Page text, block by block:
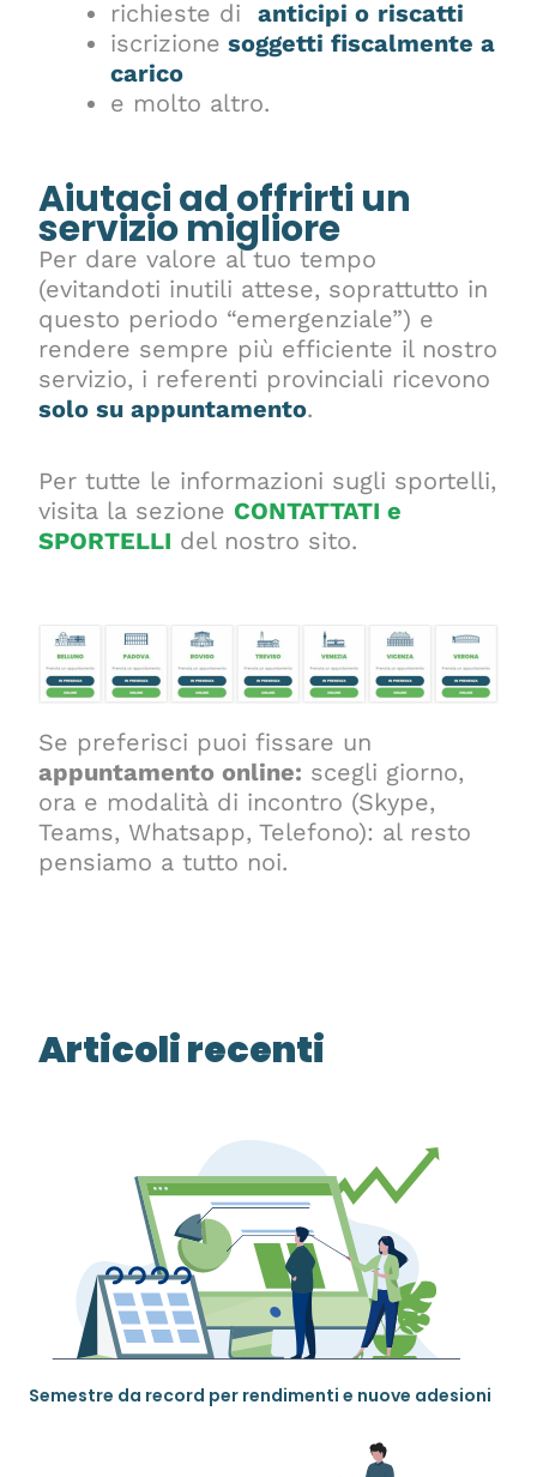
richieste dianticipi o riscatti
iscrizione soggetti fiscalmente a
carico
e molto altro.
Aiutaci ad offrirti un
servizio migliore
Per dare valore al tuo tempo
(evitandoti inutili attese, soprattutto in
questo periodo “emergenziale”) e
rendere sempre più efficiente il nostro
servizio, i referenti provinciali ricevono
solo su appuntamento.
Per tutte le informazioni sugli sportelli,
visita la sezione CONTATTATI e
SPORTELLI del nostro sito.
Se preferisci puoi fissare un
appuntamento online: scegli giorno,
ora e modalità di incontro (Skype,
Teams, Whatsapp, Telefono): al resto
pensiamo a tutto noi.
Articoli recenti
Semestre da record per rendimenti e nuove adesioni